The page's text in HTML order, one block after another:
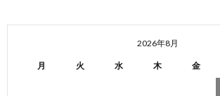
2026年8月
月 火 水 木 金